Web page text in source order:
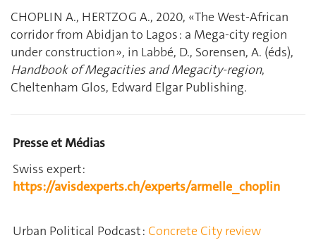
CHOPLIN A., HERTZOG A., 2020, « The West-African
corridor from Abidjan to Lagos : a Mega-city region
under construction », in Labbé, D., Sorensen, A. (éds),
Handbook of Megacities and Megacity-region,
Cheltenham Glos, Edward Elgar Publishing.
Presse et Médias
Swiss expert:
https://avisdexperts.ch/experts/armelle_choplin
Urban Political Podcast : Concrete City review